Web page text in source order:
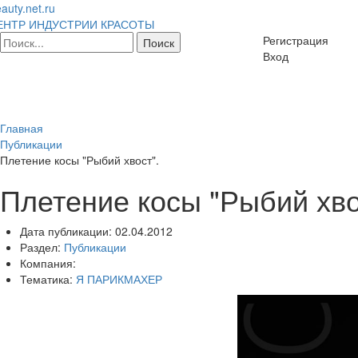
ИНДУСТРИИ КРАСОТЫ
Регистрация
Вход
Главная
Публикации
Плетение косы "Рыбий хвост".
Плетение косы "Рыбий
Дата публикации: 02.04.2012
Раздел: Публикации
Компания:
Тематика: Я ПАРИКМАХЕР